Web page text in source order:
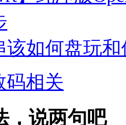
该如何盘玩
码相关
，说两句吧